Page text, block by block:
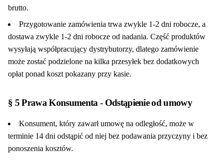
brutto.
Przygotowanie zamówienia trwa zwykle 1-2 dni robocze, a
dostawa zwykle 1-2 dni robocze od nadania. Część produktów
wysyłają współpracujący dystrybutorzy, dlatego zamówienie
może zostać podzielone na kilka przesyłek bez dodatkowych
opłat ponad koszt pokazany przy kasie.
§ 5 Prawa Konsumenta - Odstąpienie od umowy
Konsument, który zawarł umowę na odległość, może w
terminie 14 dni odstąpić od niej bez podawania przyczyny i bez
ponoszenia kosztów.